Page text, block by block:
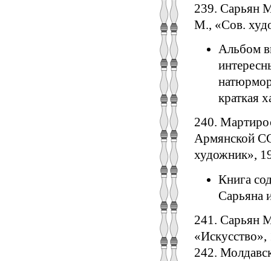
239. Сарьян
М., «Сов.
Альбом
краткая
240.
Армянской
художник»,
Книга
Сарьяна
241. Сарьян
242.